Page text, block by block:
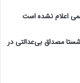
اعلام نشده است
مصداق بی‌عدالتی در